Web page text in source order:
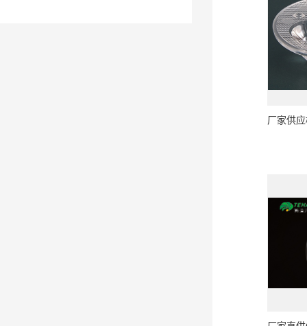
厂家供